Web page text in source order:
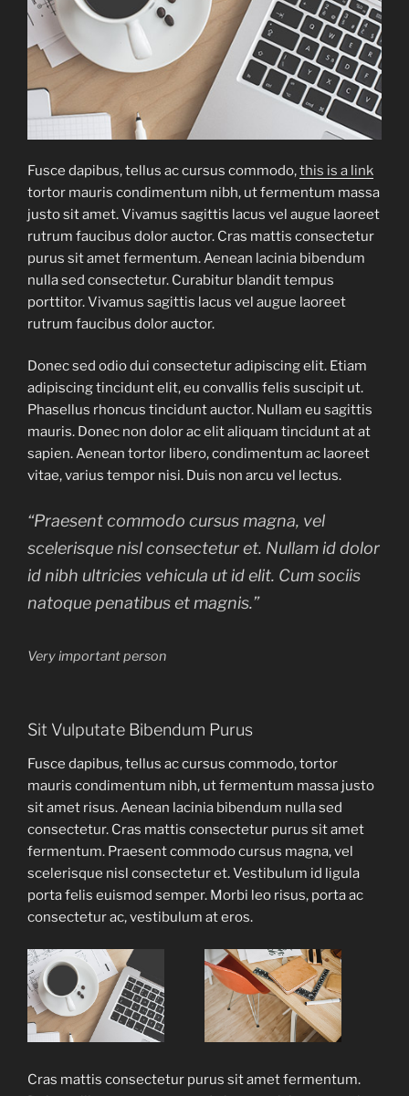
Fusce dapibus, tellus ac cursus commodo,this is a link
tortor mauris condimentum nibh, ut fermentum massa
justo sit amet. Vivamus sagittis lacus vel augue laoreet
rutrum faucibus dolor auctor. Cras mattis consectetur
purus sit amet fermentum. Aenean lacinia bibendum
nulla sed consectetur. Curabitur blandit tempus
porttitor. Vivamus sagittis lacus vel augue laoreet
rutrum faucibus dolor auctor.
Donec sed odio dui consectetur adipiscing elit. Etiam
adipiscing tincidunt elit, eu convallis felis suscipit ut.
Phasellus rhoncus tincidunt auctor. Nullam eu sagittis
mauris. Donec non dolor ac elit aliquam tincidunt at at
sapien. Aenean tortor libero, condimentum ac laoreet
vitae, varius tempor nisi. Duis non arcu vel lectus.
“Praesent commodo cursus magna, vel
scelerisque nisl consectetur et. Nullam id dolor
id nibh ultricies vehicula ut id elit. Cum sociis
natoque penatibus et magnis.”
Very important person
Sit Vulputate Bibendum Purus
Fusce dapibus, tellus ac cursus commodo, tortor
mauris condimentum nibh, ut fermentum massa justo
sit amet risus. Aenean lacinia bibendum nulla sed
consectetur. Cras mattis consectetur purus sit amet
fermentum. Praesent commodo cursus magna, vel
scelerisque nisl consectetur et. Vestibulum id ligula
porta felis euismod semper. Morbi leo risus, porta ac
consectetur ac, vestibulum at eros.
Cras mattis consectetur purus sit amet fermentum.